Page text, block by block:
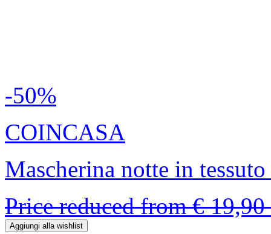
-50%
COINCASA
Mascherina notte in
Price reduced from€ 19,90
Aggiungi alla wishlist